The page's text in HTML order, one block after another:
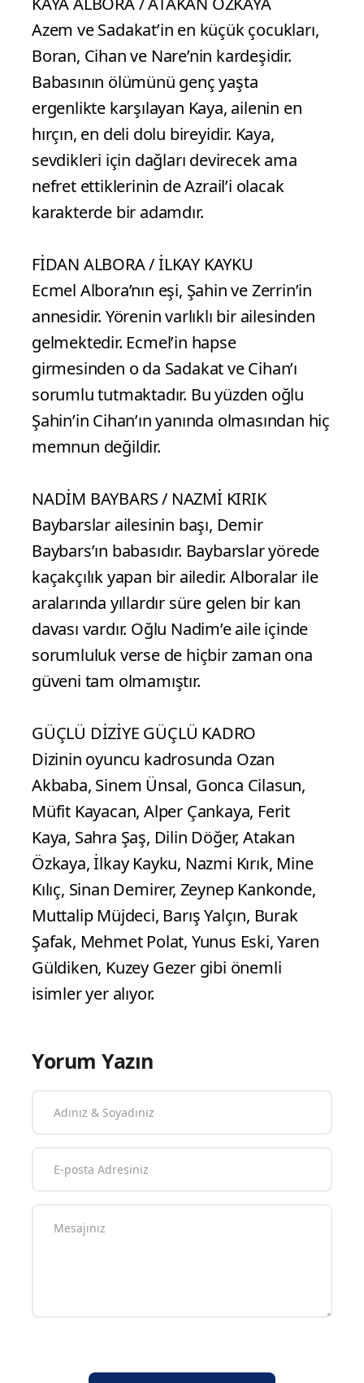
Azem ve Sadakat’in en küçük çocukları,
Boran, Cihan ve Nare’nin kardeşidir.
Babasının ölümünü genç yaşta
ergenlikte karşılayan Kaya, ailenin en
hırçın, en deli dolu bireyidir. Kaya,
sevdikleri için dağları devirecek ama
nefret ettiklerinin de Azrail’i olacak
karakterde bir adamdır.
FİDAN ALBORA / İLKAY KAYKU
Ecmel Albora’nın eşi, Şahin ve Zerrin’in
annesidir. Yörenin varlıklı bir ailesinden
gelmektedir. Ecmel’in hapse
girmesinden o da Sadakat ve Cihan’ı
sorumlu tutmaktadır. Bu yüzden oğlu
Şahin’in Cihan’ın yanında olmasından hiç
memnun değildir.
NADİM BAYBARS / NAZMİ KIRIK
Baybarslar ailesinin başı, Demir
Baybars’ın babasıdır. Baybarslar yörede
kaçakçılık yapan bir ailedir. Alboralar ile
aralarında yıllardır süre gelen bir kan
davası vardır. Oğlu Nadim’e aile içinde
sorumluluk verse de hiçbir zaman ona
güveni tam olmamıştır.
GÜÇLÜ DİZİYE GÜÇLÜ KADRO
Dizinin oyuncu kadrosunda Ozan
Akbaba, Sinem Ünsal, Gonca Cilasun,
Müfit Kayacan, Alper Çankaya, Ferit
Kaya, Sahra Şaş, Dilin Döğer, Atakan
Özkaya, İlkay Kayku, Nazmi Kırık, Mine
Kılıç, Sinan Demirer, Zeynep Kankonde,
Muttalip Müjdeci, Barış Yalçın, Burak
Şafak, Mehmet Polat, Yunus Eski, Yaren
Güldiken, Kuzey Gezer gibi önemli
isimler yer alıyor.
Yorum Yazın